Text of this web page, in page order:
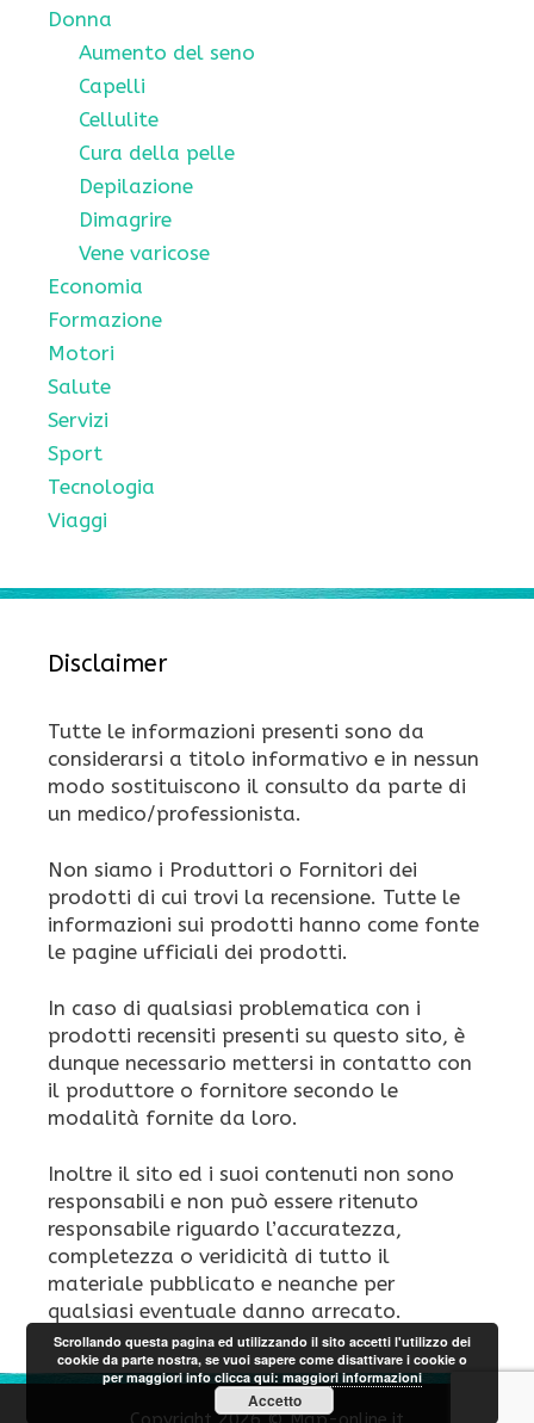
Donna
Aumento del seno
Capelli
Cellulite
Cura della pelle
Depilazione
Dimagrire
Vene varicose
Economia
Formazione
Motori
Salute
Servizi
Sport
Tecnologia
Viaggi
Disclaimer
Tutte le informazioni presenti sono da
considerarsi a titolo informativo e in nessun
modo sostituiscono il consulto da parte di
un medico/professionista.
Non siamo i Produttori o Fornitori dei
prodotti di cui trovi la recensione. Tutte le
informazioni sui prodotti hanno come fonte
le pagine ufficiali dei prodotti.
In caso di qualsiasi problematica con i
prodotti recensiti presenti su questo sito, è
dunque necessario mettersi in contatto con
il produttore o fornitore secondo le
modalità fornite da loro.
Inoltre il sito ed i suoi contenuti non sono
responsabili e non può essere ritenuto
responsabile riguardo l’accuratezza,
completezza o veridicità di tutto il
materiale pubblicato e neanche per
qualsiasi eventuale danno arrecato.
Scrollando questa pagina ed utilizzando il sito accetti l'utilizzo dei
cookie da parte nostra, se vuoi sapere come disattivare i cookie o
per maggiori info clicca qui:maggiori informazioni
Accetto